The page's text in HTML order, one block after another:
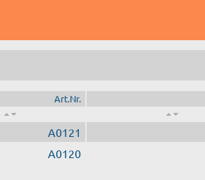
Art.Nr.
A0121
A0120